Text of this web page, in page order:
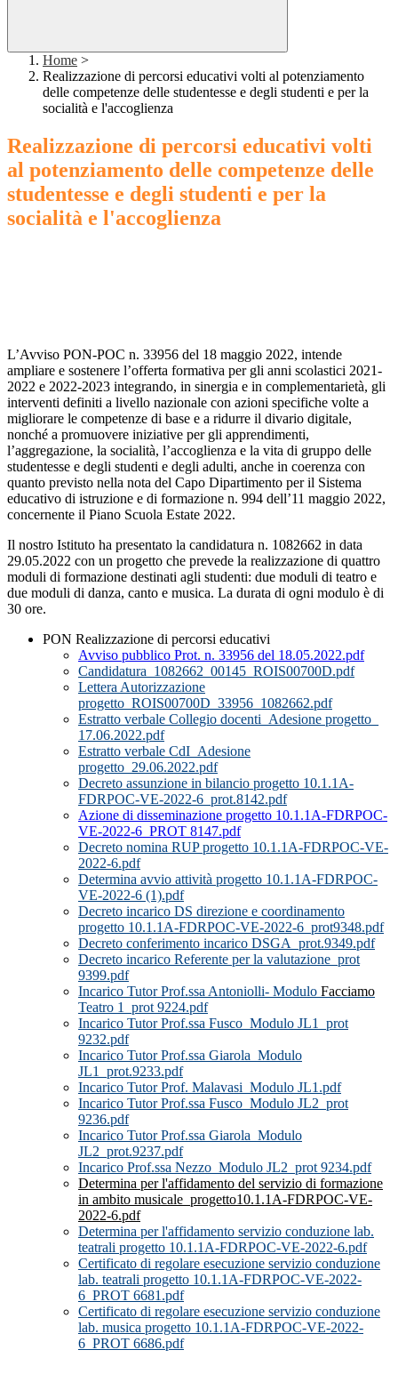
Home >
Realizzazione di percorsi educativi volti al potenziamento
delle competenze delle studentesse e degli studenti e per la
socialità e l'accoglienza
Realizzazione di percorsi educativi volti
al potenziamento delle competenze delle
studentesse e degli studenti e per la
socialità e l'accoglienza
L’Avviso PON-POC n. 33956 del 18 maggio 2022, intende
ampliare e sostenere l’offerta formativa per gli anni scolastici 2021-
2022 e 2022-2023 integrando, in sinergia e in complementarietà, gli
interventi definiti a livello nazionale con azioni specifiche volte a
migliorare le competenze di base e a ridurre il divario digitale,
nonché a promuovere iniziative per gli apprendimenti,
l’aggregazione, la socialità, l’accoglienza e la vita di gruppo delle
studentesse e degli studenti e degli adulti, anche in coerenza con
quanto previsto nella nota del Capo Dipartimento per il Sistema
educativo di istruzione e di formazione n. 994 dell’11 maggio 2022,
concernente il Piano Scuola Estate 2022.
Il nostro Istituto ha presentato la candidatura n. 1082662 in data
29.05.2022 con un progetto che prevede la realizzazione di quattro
moduli di formazione destinati agli studenti: due moduli di teatro e
due moduli di danza, canto e musica. La durata di ogni modulo è di
30 ore.
PON Realizzazione di percorsi educativi
Avviso pubblico Prot. n. 33956 del 18.05.2022.pdf
Candidatura_1082662_00145_ROIS00700D.pdf
Lettera Autorizzazione
progetto_ROIS00700D_33956_1082662.pdf
Estratto verbale Collegio docenti_Adesione progetto_
17.06.2022.pdf
Estratto verbale CdI_Adesione
progetto_29.06.2022.pdf
Decreto assunzione in bilancio progetto 10.1.1A-
FDRPOC-VE-2022-6_prot.8142.pdf
Azione di disseminazione progetto 10.1.1A-FDRPOC-
VE-2022-6_PROT 8147.pdf
Decreto nomina RUP progetto 10.1.1A-FDRPOC-VE-
2022-6.pdf
Determina avvio attività progetto 10.1.1A-FDRPOC-
VE-2022-6 (1).pdf
Decreto incarico DS direzione e coordinamento
progetto 10.1.1A-FDRPOC-VE-2022-6_prot9348.pdf
Decreto conferimento incarico DSGA_prot.9349.pdf
Decreto incarico Referente per la valutazione_prot
9399.pdf
Incarico Tutor Prof.ssa Antoniolli- Modulo Facciamo
Teatro 1_prot 9224.pdf
Incarico Tutor Prof.ssa Fusco_Modulo JL1_prot
9232.pdf
Incarico Tutor Prof.ssa Giarola_Modulo
JL1_prot.9233.pdf
Incarico Tutor Prof. Malavasi_Modulo JL1.pdf
Incarico Tutor Prof.ssa Fusco_Modulo JL2_prot
9236.pdf
Incarico Tutor Prof.ssa Giarola_Modulo
JL2_prot.9237.pdf
Incarico Prof.ssa Nezzo_Modulo JL2_prot 9234.pdf
Determina per l'affidamento del servizio di formazione
in ambito musicale_progetto10.1.1A-FDRPOC-VE-
2022-6.pdf
Determina per l'affidamento servizio conduzione lab.
teatrali progetto 10.1.1A-FDRPOC-VE-2022-6.pdf
Certificato di regolare esecuzione servizio conduzione
lab. teatrali progetto 10.1.1A-FDRPOC-VE-2022-
6_PROT 6681.pdf
Certificato di regolare esecuzione servizio conduzione
lab. musica progetto 10.1.1A-FDRPOC-VE-2022-
6_PROT 6686.pdf